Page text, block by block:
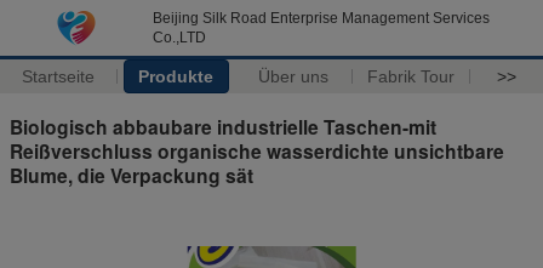
Beijing Silk Road Enterprise Management Services
Co.,LTD
Startseite Produkte Über uns Fabrik Tour >>
Biologisch abbaubare industrielle Taschen-mit
Reißverschluss organische wasserdichte unsichtbare
Blume, die Verpackung sät